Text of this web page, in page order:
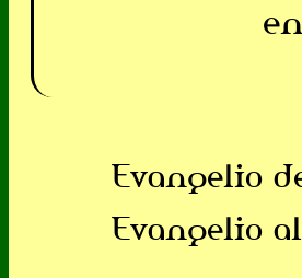
Evangelio
Evangelio